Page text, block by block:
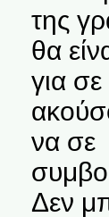
της
θα
για σε
να σε
Δεν